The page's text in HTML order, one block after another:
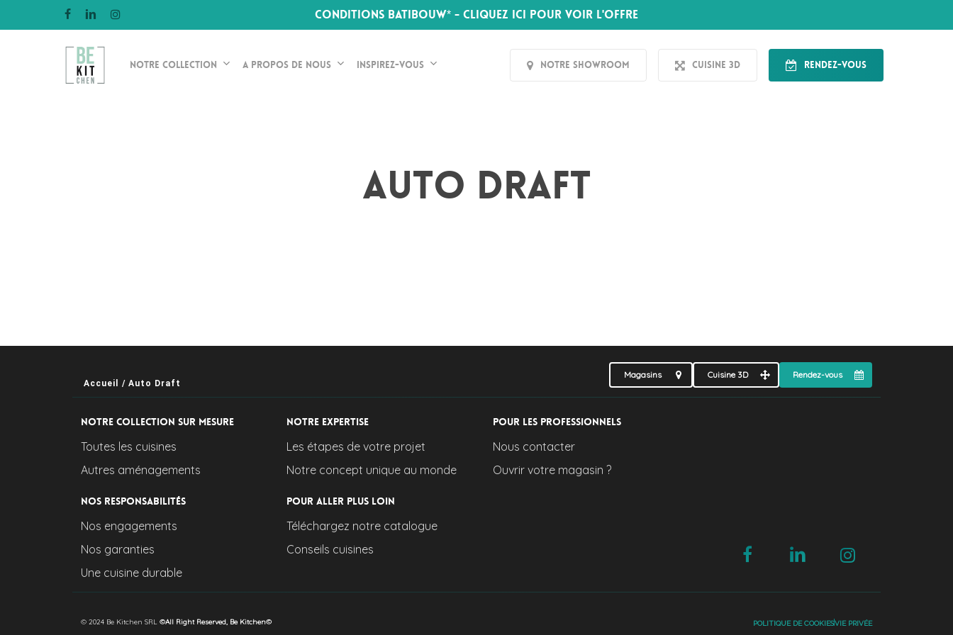
to
facebooklinkedininstagram CONDITIONS BATIBOUW* - CLIQUEZ ICI POUR VOIR L'OFFRE
Notre Collection A propos de nous Inspirez-vous Notre Showroom Cuisine 3D Rendez-vous
Auto Draft
Accueil / Auto Draft
Magasins Cuisine 3D Rendez-vous
Notre collection sur mesure
Toutes les cuisines
Autres aménagements
Nos responsabilités
Nos engagements
Nos garanties
Une cuisine durable
Notre expertise
Les étapes de votre projet
Notre concept unique au monde
Pour aller plus loin
Téléchargez notre catalogue
Conseils cuisines
Pour les professionnels
Nous contacter
Ouvrir votre magasin ?
© 2024 Be Kitchen SRL ©All Right Reserved, Be Kitchen© POLITIQUE DE COOKIESVIE PRIVÉE